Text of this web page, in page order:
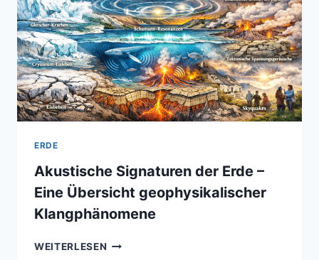
RIESEN
ERDE
Akustische Signaturen der Erde –
Eine Übersicht geophysikalischer
Klangphänomene
WEITERLESEN AKUSTISCHE